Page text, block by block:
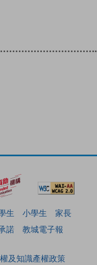
生 小學生
家長
諾 教城電子報
及知識產權政策